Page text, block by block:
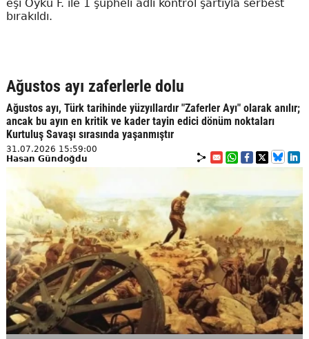
eşi Öykü F. ile 1 şüpheli adli kontrol şartıyla serbest
bırakıldı.
Ağustos ayı zaferlerle dolu
Ağustos ayı, Türk tarihinde yüzyıllardır "Zaferler Ayı" olarak anılır;
ancak bu ayın en kritik ve kader tayin edici dönüm noktaları
Kurtuluş Savaşı sırasında yaşanmıştır
31.07.2026 15:59:00
Hasan Gündoğdu